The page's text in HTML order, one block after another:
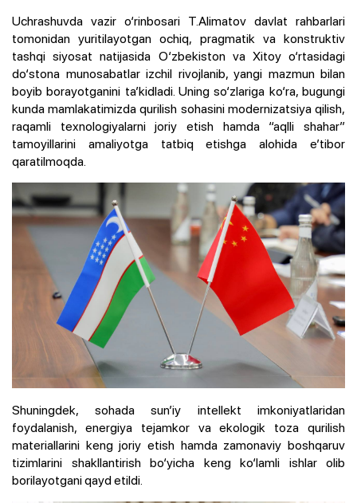
Uchrashuvda vazir o‘rinbosari T.Alimatov davlat rahbarlari
tomonidan yuritilayotgan ochiq, pragmatik va konstruktiv
tashqi siyosat natijasida O‘zbekiston va Xitoy o‘rtasidagi
do‘stona munosabatlar izchil rivojlanib, yangi mazmun bilan
boyib borayotganini ta’kidladi. Uning so‘zlariga ko‘ra, bugungi
kunda mamlakatimizda qurilish sohasini modernizatsiya qilish,
raqamli texnologiyalarni joriy etish hamda “aqlli shahar”
tamoyillarini amaliyotga tatbiq etishga alohida e’tibor
qaratilmoqda.
Shuningdek, sohada sun’iy intellekt imkoniyatlaridan
foydalanish, energiya tejamkor va ekologik toza qurilish
materiallarini keng joriy etish hamda zamonaviy boshqaruv
tizimlarini shakllantirish bo‘yicha keng ko‘lamli ishlar olib
borilayotgani qayd etildi.